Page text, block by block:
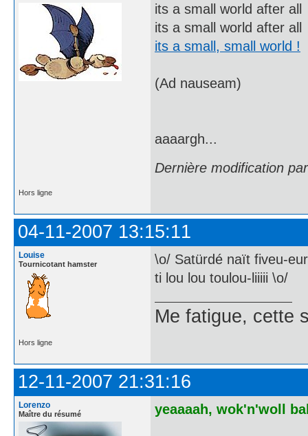
its a small world after all
its a small world after all
its a small, small world !
(Ad nauseam)
aaaargh...
Dernière modification
Hors ligne
04-11-2007 13:15:11
Louise
Tournicotant hamster
\o/ Satürdé naït fiveu-
ti lou lou toulou-liiiii \o/
Me fatigue, cette
Hors ligne
12-11-2007 21:31:16
Lorenzo
Maître du résumé yeaaaah, wok'n'woll